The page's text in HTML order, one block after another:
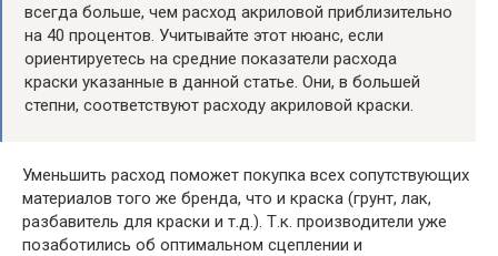
всегда больше, чем расход акриловой приблизительно
на 40 процентов. Учитывайте этот нюанс, если
ориентируетесь на средние показатели расхода
краски указанные в данной статье. Они, в большей
степни, соответствуют расходу акриловой краски.
Уменьшить расход поможет покупка всех сопутствующих
материалов того же бренда, что и краска (грунт, лак,
разбавитель для краски и т.д.). Т.к. производители уже
позаботились об оптимальном сцеплении и